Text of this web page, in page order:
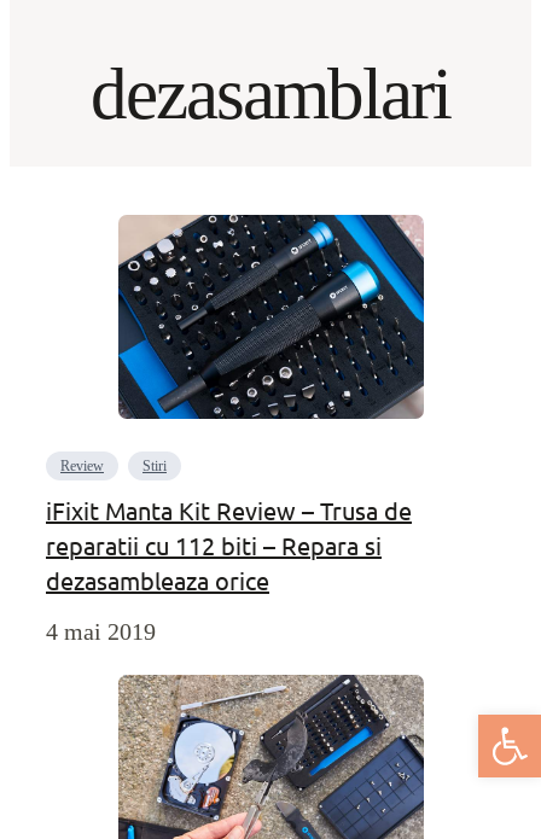
Deschide
dezasamblari
Review Stiri
iFixit Manta Kit Review – Trusa de
reparatii cu 112 biti – Repara si
dezasambleaza orice
4 mai 2019